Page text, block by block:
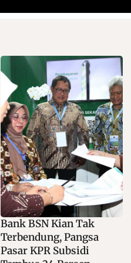
Serius Garap Layanan
Digital, Bale Syariah
Bank BSN Raih Top